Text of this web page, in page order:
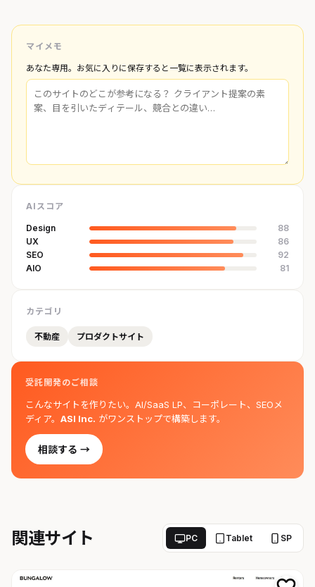
マイメモ
あなた専用。お気に入りに保存すると一覧に表示されます。
AIスコア
Design
88
UX
86
SEO
92
AIO
81
カテゴリ
不動産 プロダクトサイト
受託開発のご相談
こんなサイトを作りたい。AI/SaaS LP、コーポレート、SEOメ
ディア。 ASI Inc. がワンストップで構築します。
相談する →
関連サイト PC Tablet SP